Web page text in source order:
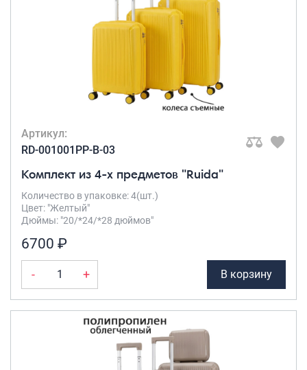
Ранцы школьные
Рюкзаки детские
Рюкзаки туристические
Рюкзаки для охоты-рыбалки
Рюкзаки на колесах
ШОППЕРЫ
Аксессуары
Чехлы для чемоданов
Артикул:
RD-001001PP-B-03
Комплект из 4-х предметов "Ruida"
Количество в упаковке: 4(шт.)
Цвет: "Желтый"
Дюймы: "20/*24/*28 дюймов"
6700 ₽
- + В корзину